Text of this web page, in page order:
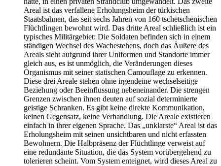
Areal ist das verfallene Erholungsheim der türkischen
Staatsbahnen, das seit sechs Jahren von 160 tschetschenischen
Flüchtlingen bewohnt wird. Das dritte Areal schließlich ist ein
typisches Militärgebiet: Die Soldaten befinden sich in einem
ständigen Wechsel des Wachestehens, doch das Äußere des
Areals sieht aufgrund ihrer Uniformen und Standorte immer
gleich aus, es ist unmöglich, die Veränderungen dieses
Organismus mit seiner statischen Camouflage zu erkennen.
Diese drei Areale stehen ohne irgendeine wechselseitige
Beziehung oder Beeinflussung nebeneinander. Die strengen
Grenzen zwischen ihnen deuten auf sozial determinierte
geistige Schranken. Es gibt keine direkte Kommunikation,
keinen Gegensatz, keine Verhandlung. Die Areale existieren
einfach in ihrer eigenen Sprache. Das „unklarste“ Areal ist das
Erholungsheim mit seinen unsichtbaren und nicht erfassten
Bewohnern. Die Halbpräsenz der Flüchtlinge verweist auf
eine redundante Situation, die das System vorübergehend zu
tolerieren scheint. Vom System enteignet, wird dieses Areal zu